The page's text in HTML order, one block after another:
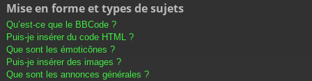
Mise en forme et types de sujets
Qu’est-ce que le BBCode ?
Puis-je insérer du code HTML ?
Que sont les émoticônes ?
Puis-je insérer des images ?
Que sont les annonces générales ?